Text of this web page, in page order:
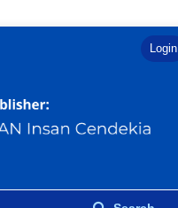
Login